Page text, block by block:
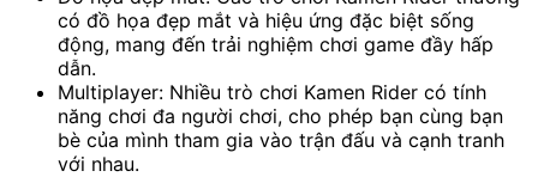
có đồ họa đẹp mắt và hiệu ứng đặc biệt sống
động, mang đến trải nghiệm chơi game đầy hấp
dẫn.
Multiplayer: Nhiều trò chơi Kamen Rider có tính
năng chơi đa người chơi, cho phép bạn cùng bạn
bè của mình tham gia vào trận đấu và cạnh tranh
với nhau.